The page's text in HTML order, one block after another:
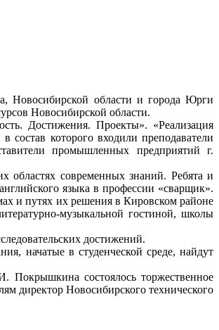
Новосибирской области и города Юрги
Новосибирской области.
Достижения. Проекты». «Реализация
которого входили преподаватели
промышленных предприятий г.
областях современных знаний. Ребята и
языка в профессии «сварщик».
и путях их решения в Кировском районе
музыкальной гостиной, школы
достижений.
начатые в студенческой среде, найдут
состоялось торжественное
директор Новосибирского технического